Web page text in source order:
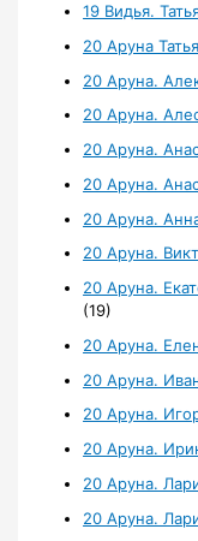
19 Видья.
20 Аруна
20 Аруна.
20 Аруна.
20 Аруна.
20 Аруна.
20 Аруна.
20 Аруна.
20 Аруна.
(19)
20 Аруна.
20 Аруна.
20 Аруна.
20 Аруна.
20 Аруна.
20 Аруна.